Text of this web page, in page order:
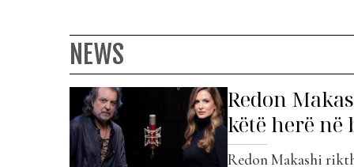
NEWS
Redon
këtë herë
Redon Makashi